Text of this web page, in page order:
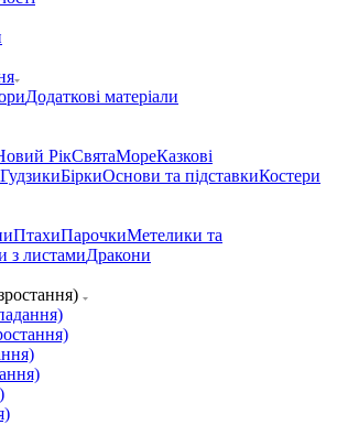
Додаткові матеріали
РікСвятаМореКазкові
ГудзикиБіркиОснови та підставкиКостери
ПтахиПарочкиМетелики та
з листамиДракони